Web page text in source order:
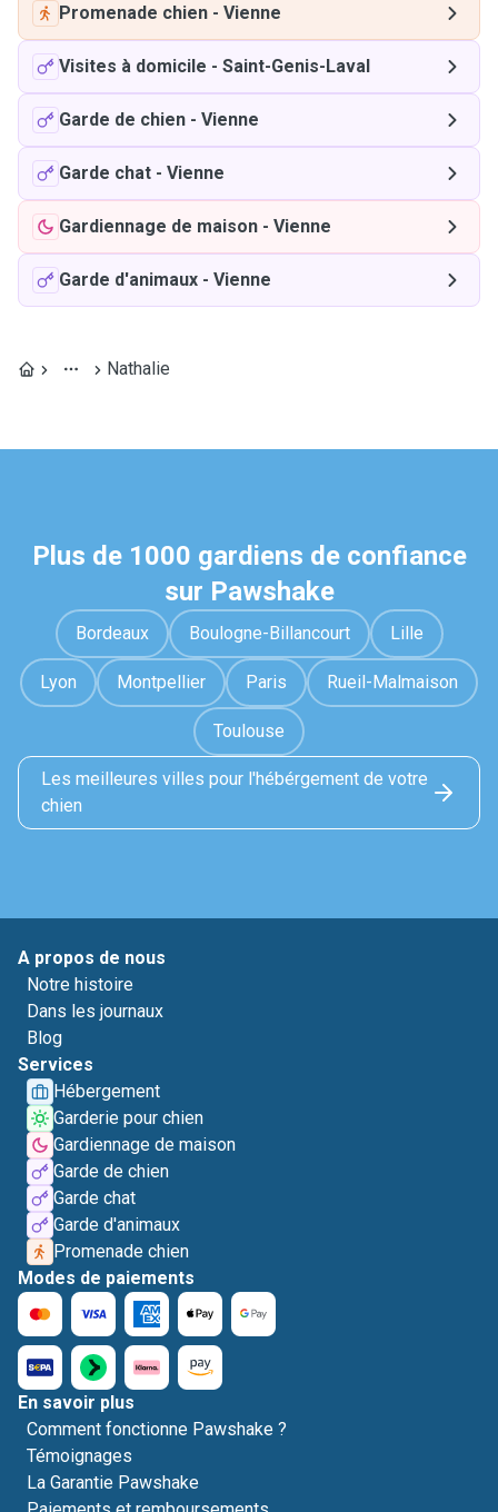
Promenade chien - Vienne
Visites à domicile - Saint-Genis-Laval
Garde de chien - Vienne
Garde chat - Vienne
Gardiennage de maison - Vienne
Garde d'animaux - Vienne
Nathalie
Plus de 1000 gardiens de confiance
sur Pawshake
Bordeaux Boulogne-Billancourt Lille
Lyon Montpellier Paris Rueil-Malmaison
Toulouse
Les meilleures villes pour l'hébérgement de votre
chien
A propos de nous
Notre histoire
Dans les journaux
Blog
Services
Hébergement
Garderie pour chien
Gardiennage de maison
Garde de chien
Garde chat
Garde d'animaux
Promenade chien
Modes de paiements
En savoir plus
Comment fonctionne Pawshake ?
Témoignages
La Garantie Pawshake